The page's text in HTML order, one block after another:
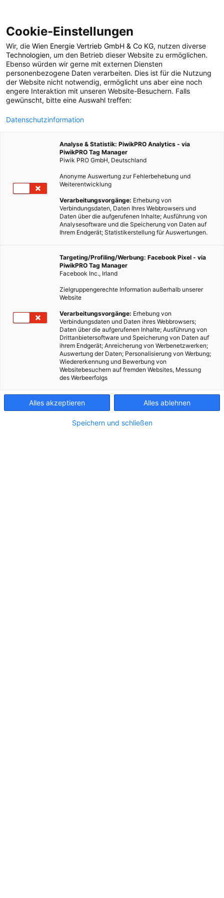
POSTS BY TAG
einladungskarte
1 BEITRAG
Cookie-Einstellungen
Wir, die Wien Energie Vertrieb GmbH & Co KG, nutzen diverse
Technologien, um den Betrieb dieser Website zu ermöglichen.
Ebenso würden wir gerne mit externen Diensten
personenbezogene Daten verarbeiten. Dies ist für die Nutzung
der Website nicht notwendig, ermöglicht uns aber eine noch
engere Interaktion mit unseren Website-Besuchern. Falls
gewünscht, bitte eine Auswahl treffen:
Datenschutzinformation
Analyse & Statistik: PiwikPRO Analytics - via
PiwikPRO Tag Manager
Piwik PRO GmbH, Deutschland
Anonyme Auswertung zur Fehlerbehebung und
Weiterentwicklung
Verarbeitungsvorgänge: Erhebung von
Verbindungsdaten, Daten Ihres Webbrowsers und
Daten über die aufgerufenen Inhalte; Ausführung von
Analysesoftware und die Speicherung von Daten auf
Ihrem Endgerät; Statistikerstellung für Auswertungen.
Targeting/Profiling/Werbung: Facebook Pixel - via
PiwikPRO Tag Manager
Facebook Inc., Irland
Zielgruppengerechte Information außerhalb unserer
Website
Verarbeitungsvorgänge: Erhebung von
Verbindungsdaten und Daten ihres Webbrowsers;
Daten über die aufgerufenen Inhalte; Ausführung von
Drittanbietersoftware und Speicherung von Daten auf
ihrem Endgerät; Anreicherung von Werbenetzwerken;
Auswertung der Daten; Personalisierung von Werbung;
Wiedererkennung und Bewerbung von
Websitebesuchern auf fremden Websites, Messung
des Werbeerfolgs
Alles akzeptieren Alles ablehnen
Speichern und schließen